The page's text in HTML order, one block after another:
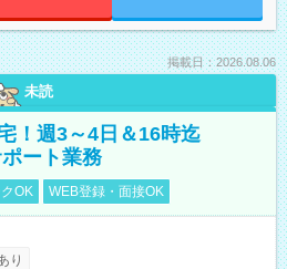
掲載日：2026.08.06
未読
！週3～4日＆16時迄
ート業務
OK WEB登録・面接OK
り